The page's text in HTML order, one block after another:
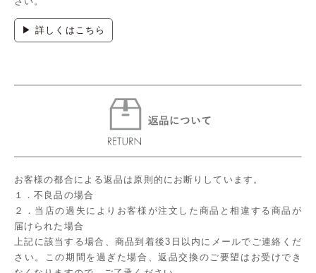
▶ 詳しくはこちら
お客様の都合による返品は原則的にお断りしています。
１．不良品の場合
２．当店の過失によりお客様が注文した商品と相違する商品が
届けられた場合
上記に該当する場合、商品到着後3日以内にメールでご連絡くだ
さい。この期間を過ぎた場合、返品交換のご要望はお受けでき